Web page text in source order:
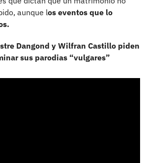
aunque los eventos que lo
Dangond y Wilfran Castillo piden
sus parodias “vulgares”